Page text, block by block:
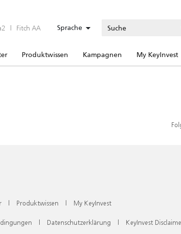
| Fitch AA Sprache
Produktwissen Kampagnen My KeyInvest
| Produktwissen | My KeyInvest
| Datenschutzerklärung | KeyInvest